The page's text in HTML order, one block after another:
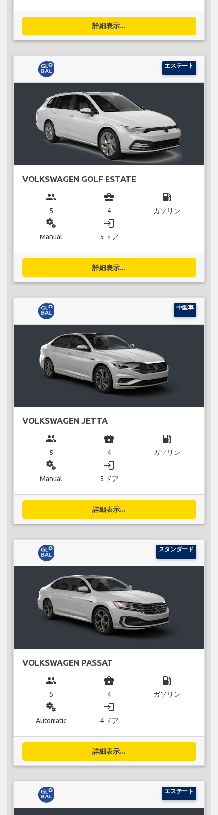
詳細表示...
エステート
VOLKSWAGEN GOLF ESTATE
group
5
business_center
4
local_gas_station
ガソリン
miscellaneous_services
Manual
login
5 ドア
詳細表示...
中型車
VOLKSWAGEN JETTA
group
5
business_center
4
local_gas_station
ガソリン
miscellaneous_services
Manual
login
5 ドア
詳細表示...
スタンダード
VOLKSWAGEN PASSAT
group
5
business_center
4
local_gas_station
ガソリン
miscellaneous_services
Automatic
login
4 ドア
詳細表示...
エステート